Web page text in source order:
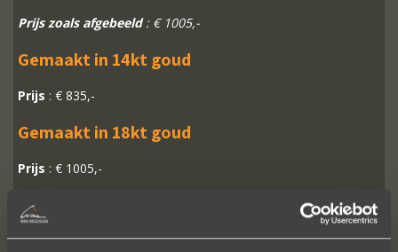
Prijs zoals afgebeeld: € 1005,-
Gemaakt in 14kt goud
Prijs : € 835,-
Gemaakt in 18kt goud
Prijs : € 1005,-
MEER INFO BESTELLEN?